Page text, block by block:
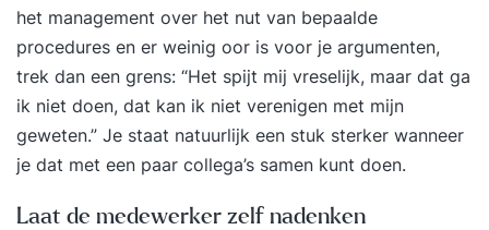
het management over het nut van bepaalde
procedures en er weinig oor is voor je argumenten,
trek dan een grens: “Het spijt mij vreselijk, maar dat ga
ik niet doen, dat kan ik niet verenigen met mijn
geweten.” Je staat natuurlijk een stuk sterker wanneer
je dat met een paar collega’s samen kunt doen.
Laat de medewerker zelf nadenken